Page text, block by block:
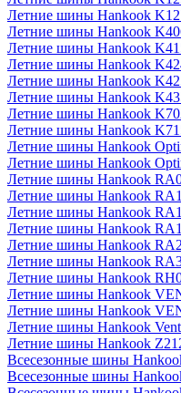
Летние шины Hankook
Летние шины Hankook
Летние шины Hankook
Летние шины Hankook
Летние шины Hankook
Летние шины Hankook
Летние шины Hankook
Летние шины Hankook
Летние шины Hankook
Летние шины Hankook
Летние шины Hankook
Летние шины Hankook
Летние шины Hankook
Летние шины Hankook
Летние шины Hankook
Летние шины Hankook
Летние шины Hankook
Летние шины Hankook
Летние шины Hankook
Летние шины Hankook
Летние шины Hankook
Всесезонные шины
Всесезонные шины